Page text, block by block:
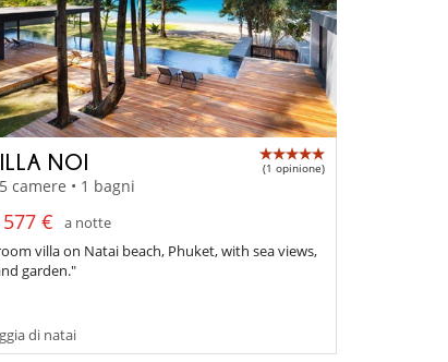
NOI (1 opinione)
camere • 1 bagni
€
a notte
villa on Natai beach, Phuket, with sea views,
garden."
di natai